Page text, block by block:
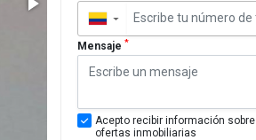
▼
Mensaje *
Acepto recibir información sobre
ofertas inmobiliarias